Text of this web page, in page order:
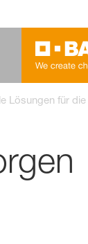
Lösungen für